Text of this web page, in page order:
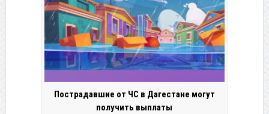
Пострадавшие от ЧС в Дагестане могут
получить выплаты